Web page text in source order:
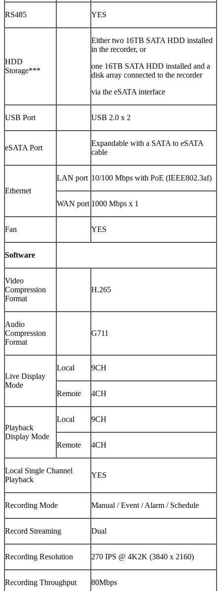
RS485 YES
HDD
Storage***
Either two 16TB SATA HDD installed
in the recorder, or
one 16TB SATA HDD installed and a
disk array connected to the recorder
via the eSATA interface
USB Port USB 2.0 x 2
eSATA Port
Expandable with a SATA to eSATA
cable
Ethernet
LAN port 10/100 Mbps with PoE (IEEE802.3af)
WAN port 1000 Mbps x 1
Fan YES
Software
Video
Compression
Format
H.265
Audio
Compression
Format
G711
Live Display
Mode
Local 9CH
Remote 4CH
Playback
Display Mode
Local 9CH
Remote 4CH
Local Single Channel
Playback
YES
Recording Mode Manual / Event / Alarm / Schedule
Record Streaming Dual
Recording Resolution 270 IPS @ 4K2K (3840 x 2160)
Recording Throughput 80Mbps